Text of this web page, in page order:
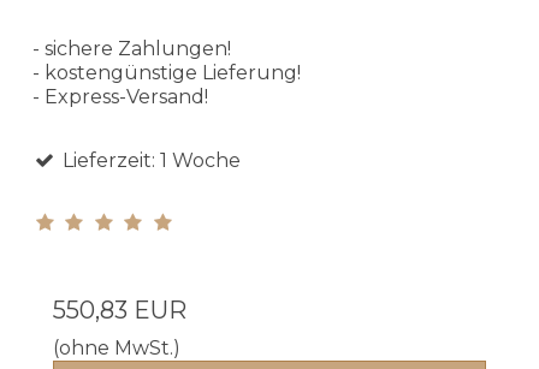
- sichere Zahlungen!
- kostengünstige Lieferung!
- Express-Versand!
Lieferzeit: 1 Woche
550,83 EUR
(ohne MwSt.)